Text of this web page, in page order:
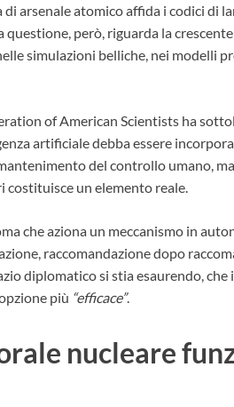
arsenale atomico affida i codici di
però, riguarda la
simulazioni belliche, nei modelli
of American Scientists ha
artificiale debba essere
del controllo umano,
costituisce un elemento reale.
che aziona un meccanismo in
raccomandazione dopo
diplomatico si stia esaurendo,
più “efficace”.
nucleare